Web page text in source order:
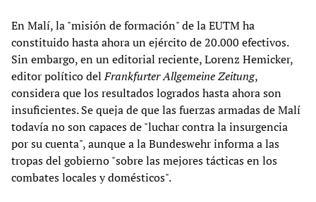
En Malí, la "misión de formación" de la EUTM ha
constituido hasta ahora un ejército de 20.000 efectivos.
Sin embargo, en un editorial reciente, Lorenz Hemicker,
editor político delFrankfurter Allgemeine Zeitung,
considera que los resultados logrados hasta ahora son
insuficientes. Se queja de que las fuerzas armadas de Malí
todavía no son capaces de "luchar contra la insurgencia
por su cuenta", aunque a la Bundeswehr informa a las
tropas del gobierno "sobre las mejores tácticas en los
combates locales y domésticos".